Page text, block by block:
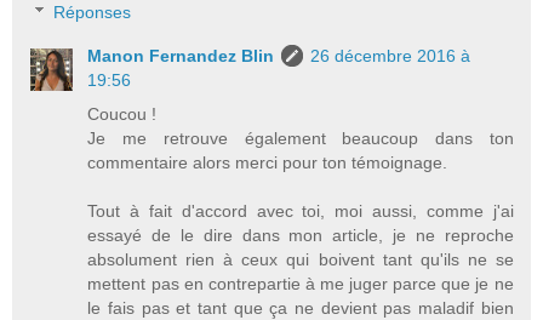
Réponses
Manon Fernandez Blin
26 décembre 2016 à
19:56
Coucou !
Je me retrouve également beaucoup dans ton
commentaire alors merci pour ton témoignage.
Tout à fait d'accord avec toi, moi aussi, comme j'ai
essayé de le dire dans mon article, je ne reproche
absolument rien à ceux qui boivent tant qu'ils ne se
mettent pas en contrepartie à me juger parce que je ne
le fais pas et tant que ça ne devient pas maladif bien